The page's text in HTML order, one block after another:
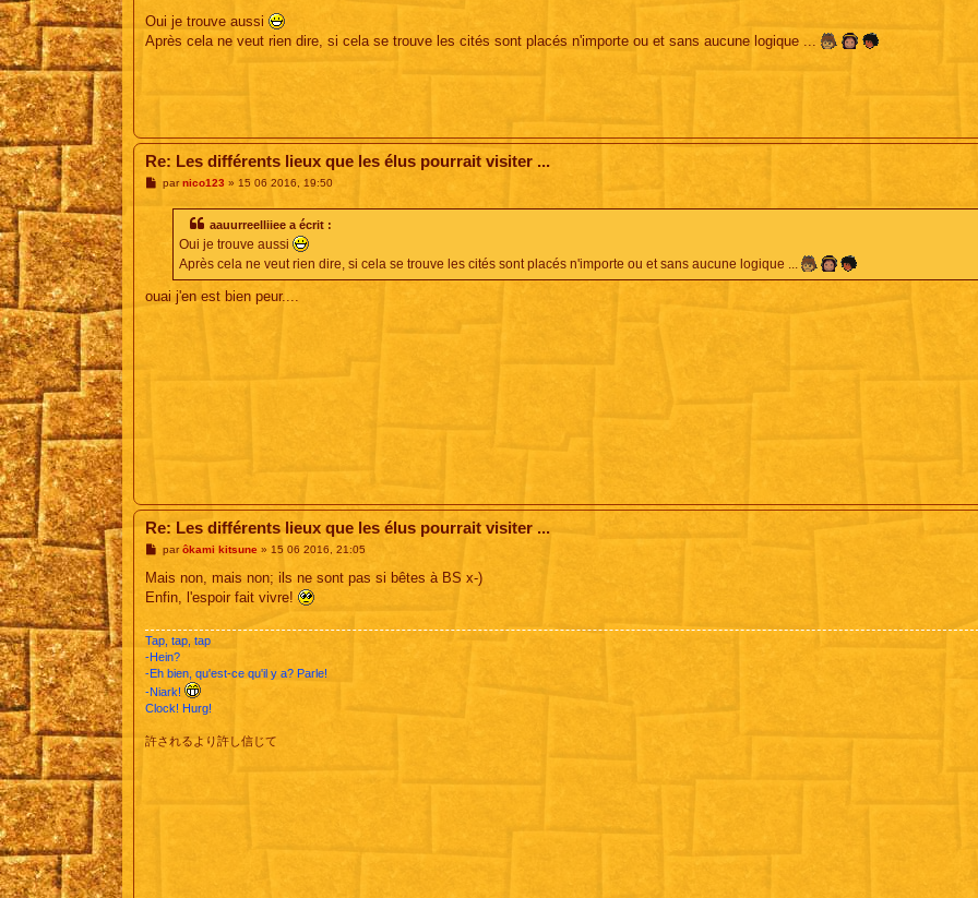
s
a
Oui je trouve aussi
Après cela ne veut rien dire, si cela se trouve les cités sont placés n'importe ou et sans aucune logique ...
Re: Les différents lieux que les élus pourrait visiter ...
Mparnico123 » 15 06 2016, 19:50
aauurreelliiee a écrit :
Oui je trouve aussi
Après cela ne veut rien dire, si cela se trouve les cités sont placés n'importe ou et sans aucune logique ...
ouai j'en est bien peur....
Re: Les différents lieux que les élus pourrait visiter ...
M
s
a
parôkami kitsune» 15 06 2016, 21:05
Mais non, mais non; ils ne sont pas si bêtes à BS x-)
Enfin, l'espoir fait vivre!
Tap, tap, tap
-Hein?
-Eh bien, qu'est-ce qu'il y a? Parle!
-Niark!
Clock! Hurg!
許されるより許し信じて